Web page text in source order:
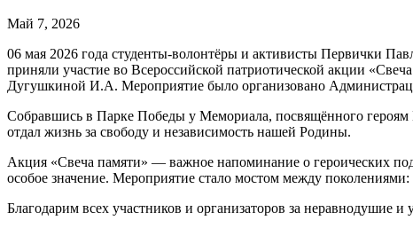
Май 7, 2026
06 мая 2026 года студенты‑волонтёры и активисты Первички
приняли участие во Всероссийской патриотической акции
Дугушкиной И.А. Мероприятие было организовано
Собравшись в Парке Победы у Мемориала, посвящённого героям
отдал жизнь за свободу и независимость нашей Родины.
Акция «Свеча памяти» — важное напоминание о героических
особое значение. Мероприятие стало мостом между
Благодарим всех участников и организаторов за неравнодушие